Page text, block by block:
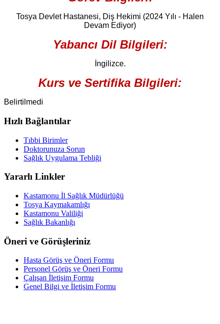
Tosya Devlet Hastanesi, Diş Hekimi (2024 Yılı - Halen
Devam Ediyor)
Yabancı Dil Bilgileri:
İngilizce.
Kurs ve Sertifika Bilgileri:
Belirtilmedi
Hızlı Bağlantılar
Tıbbi Birimler
Doktorunuza Sorun
Sağlık Uygulama Tebliği
Yararlı Linkler
Kastamonu İl Sağlık Müdürlüğü
Tosya Kaymakamlığı
Kastamonu Valiliği
Sağlık Bakanlığı
Öneri ve Görüşleriniz
Hasta Görüş ve Öneri Formu
Personel Görüş ve Öneri Formu
Çalışan İletişim Formu
Genel Bilgi ve İletişim Formu